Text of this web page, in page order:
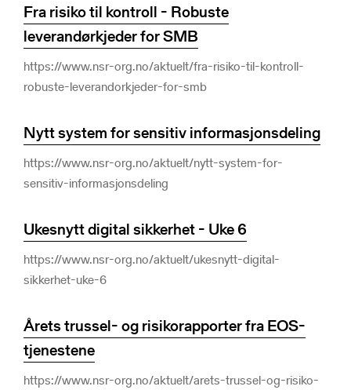
Fra risiko til kontroll - Robuste
leverandørkjeder for SMB
https://www.nsr-org.no/aktuelt/fra-risiko-til-kontroll-
robuste-leverandorkjeder-for-smb
Nytt system for sensitiv informasjonsdeling
https://www.nsr-org.no/aktuelt/nytt-system-for-
sensitiv-informasjonsdeling
Ukesnytt digital sikkerhet - Uke 6
https://www.nsr-org.no/aktuelt/ukesnytt-digital-
sikkerhet-uke-6
Årets trussel- og risikorapporter fra EOS-
tjenestene
https://www.nsr-org.no/aktuelt/arets-trussel-og-risiko-